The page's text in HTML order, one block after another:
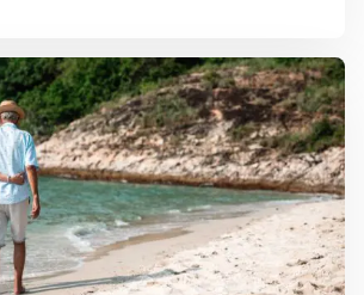
zijn reislustiger dan ooit